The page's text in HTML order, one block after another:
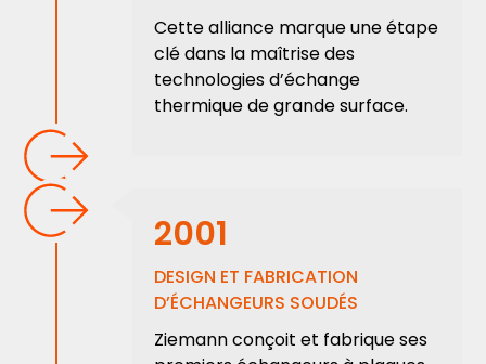
Cette alliance marque une étape
clé dans la maîtrise des
technologies d’échange
thermique de grande surface.
2001
DESIGN ET FABRICATION
D’ÉCHANGEURS SOUDÉS
Ziemann conçoit et fabrique ses